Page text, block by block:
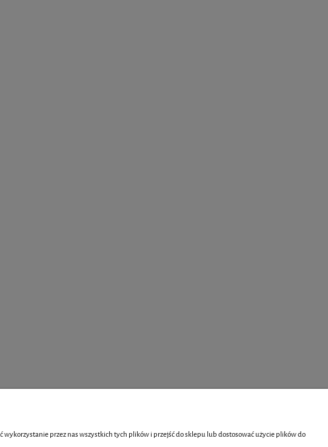
przez nas wszystkich tych plików i przejść do sklepu lub dostosować użycie plików do